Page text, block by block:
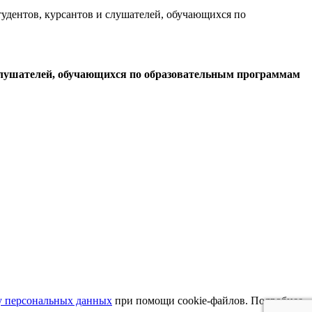
курсантов и слушателей, обучающихся по
обучающихся по образовательным программам
персональных данных при помощи cookie-файлов. Подробнее